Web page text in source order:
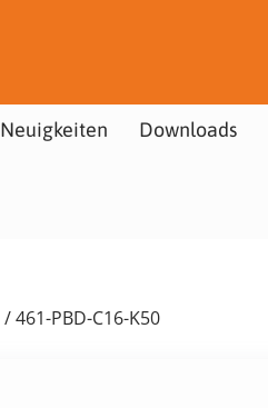
Neuigkeiten Downloads
/ 461-PBD-C16-K50